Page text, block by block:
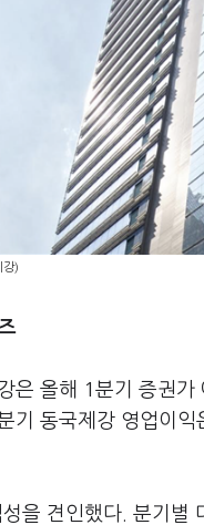
강)
은 올해 1분기 증권
기 동국제강 영업이
을 견인했다. 분기